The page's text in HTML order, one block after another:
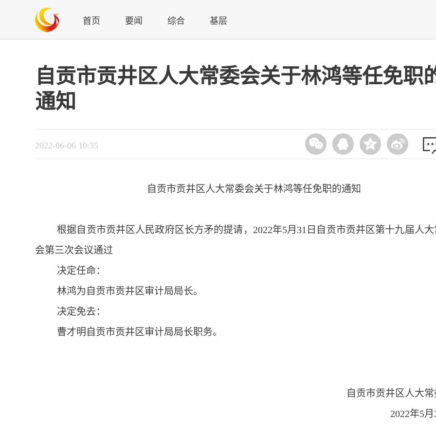
首页 要闻 综合 基层
自贡市贡井区人大常委会关于林鸿等任免职
通知
2022-06-06 10:35
自贡市贡井区人大常委会关于林鸿等任免职的通知
根据自贡市贡井区人民政府区长方矛的提请，2022年5月31日自贡市贡井区第十九届人大
会第三次会议通过
决定任命：
林鸿为自贡市贡井区审计局局长。
决定免去：
曹才明自贡市贡井区审计局局长职务。
自贡市贡井区人大常
2022年5月